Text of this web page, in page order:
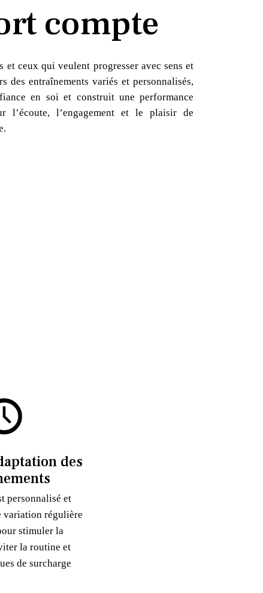
compte
et ceux qui veulent progresser avec sens et
des entraînements variés et personnalisés,
en soi et construit une performance
l’écoute, l’engagement et le plaisir de
des
personnalisé et
variation régulière
stimuler la
la routine et
de surcharge